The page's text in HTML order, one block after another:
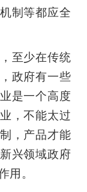
制等都应全
至少在传统
政府有一些
是一个高度
，不能太过
，产品才能
兴领域政府
用。